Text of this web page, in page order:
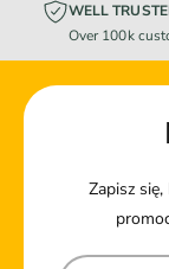
WELL
Over 100k
Zapisz